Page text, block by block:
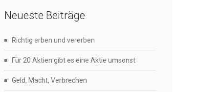
Neueste Beiträge
Richtig erben und vererben
Für 20 Aktien gibt es eine Aktie umsonst
Geld, Macht, Verbrechen